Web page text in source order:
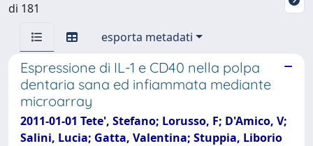
di 181
esporta metadati
Espressione di IL-1 e CD40 nella polpa
dentaria sana ed infiammata mediante
microarray
2011-01-01 Tete', Stefano; Lorusso, F; D'Amico, V;
Salini, Lucia; Gatta, Valentina; Stuppia, Liborio